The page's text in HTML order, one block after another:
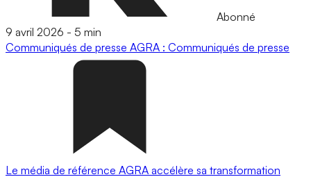
Abonné
9 avril 2026 - 5 min
Communiqués de presse AGRA : Communiqués de presse
Le média de référence AGRA accélère sa transformation